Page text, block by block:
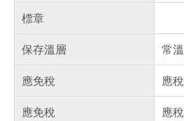
標章
保存溫層
常溫
應免稅
應稅
應免稅
應稅